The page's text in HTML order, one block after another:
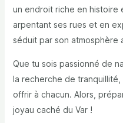
un endroit riche en histoire
arpentant ses rues et en
séduit par son atmosphère
Que tu sois passionné de
la recherche de
offrir à chacun. Alors,
joyau caché du Var !